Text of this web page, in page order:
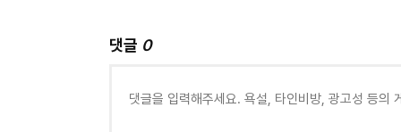
댓글 0